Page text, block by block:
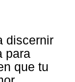
discernir
para
que tu